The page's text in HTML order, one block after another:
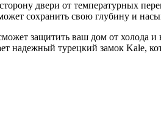
двери от температурных
сохранить свою глубину и
защитить ваш дом от холода
надежный турецкий замок Kale,